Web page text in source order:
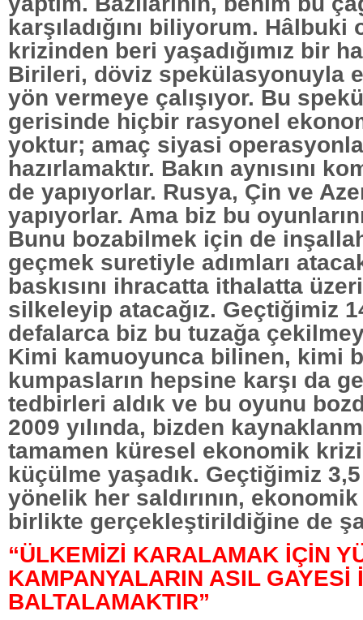
karşıladığını biliyorum. Hâlbuki
krizinden beri yaşadığımız bir
Birileri, döviz spekülasyonuyla
yön vermeye çalışıyor. Bu
gerisinde hiçbir rasyonel
yoktur; amaç siyasi
hazırlamaktır. Bakın aynısını
de yapıyorlar. Rusya, Çin ve
yapıyorlar. Ama biz bu
Bunu bozabilmek için de
geçmek suretiyle adımları
baskısını ihracatta ithalatta
silkeleyip atacağız. Geçtiğimiz
defalarca biz bu tuzağa
Kimi kamuoyunca bilinen, kimi
kumpasların hepsine karşı da
tedbirleri aldık ve bu oyunu
2009 yılında, bizden
tamamen küresel ekonomik
küçülme yaşadık. Geçtiğimiz
yönelik her saldırının,
birlikte gerçekleştirildiğine de
“ÜLKEMİZİ KARALAMAK İÇİN
KAMPANYALARIN ASIL GAYESİ
BALTALAMAKTIR”